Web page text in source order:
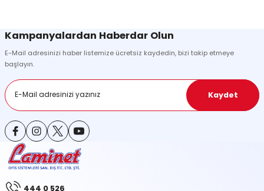
Kampanyalardan Haberdar Olun
E-Mail adresinizi haber listemize ücretsiz kaydedin, bizi takip etmeye
başlayın.
Kaydet
444 0 526